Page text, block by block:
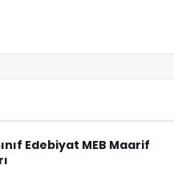
Edebiyat MEB Maarif